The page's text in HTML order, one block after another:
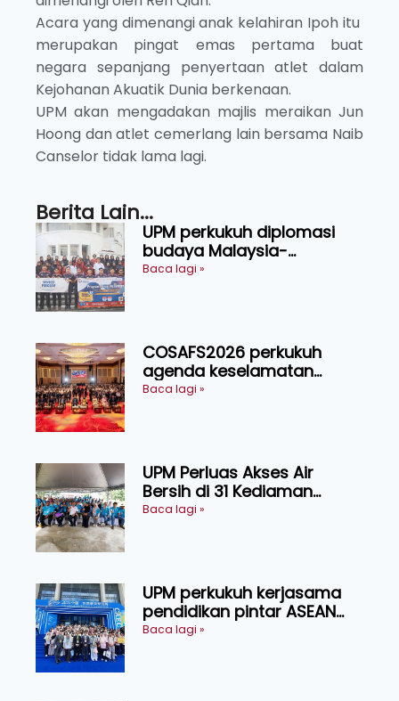
Acara yang dimenangi anak kelahiran Ipoh itu
merupakan pingat emas pertama buat
negara sepanjang penyertaan atlet dalam
Kejohanan Akuatik Dunia berkenaan.
UPM akan mengadakan majlis meraikan Jun
Hoong dan atlet cemerlang lain bersama Naib
Canselor tidak lama lagi.
Berita Lain...
UPM perkukuh diplomasi
budaya Malaysia-
Indonesia melalui Narasi
Baca lagi »
COSAFS2026 perkukuh
agenda keselamatan
makanan, AgriHub pacu
Baca lagi »
UPM Perluas Akses Air
Bersih di 31 Kediaman
Orang Asli Tasik Chini
Baca lagi »
UPM perkukuh kerjasama
pendidikan pintar ASEAN
menerusi lawatan rasmi ke
Baca lagi »